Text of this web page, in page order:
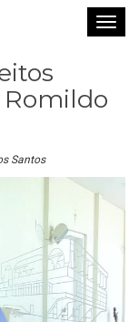
T
a
v
a
t
i
Santos